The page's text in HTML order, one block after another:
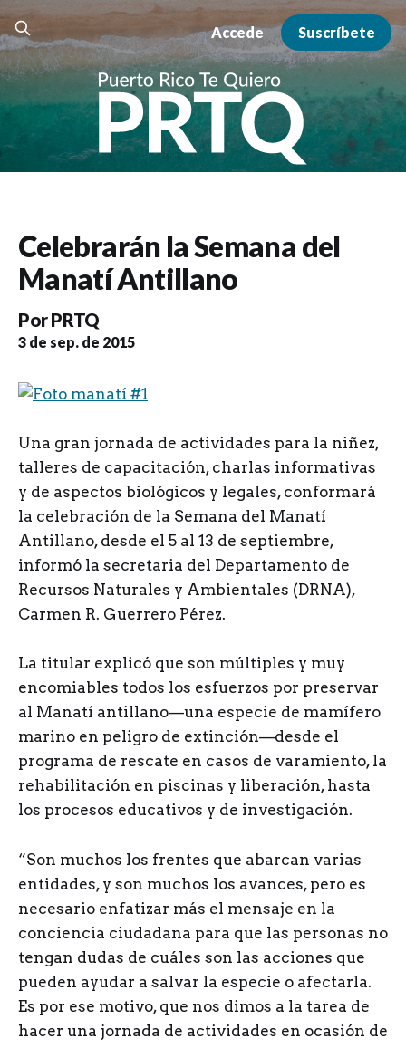
Accede Suscríbete
Celebrarán la Semana del
Manatí Antillano
PorPRTQ
3 de sep. de 2015
Una gran jornada de actividades para la niñez,
talleres de capacitación, charlas informativas
y de aspectos biológicos y legales, conformará
la celebración de la Semana del Manatí
Antillano, desde el 5 al 13 de septiembre,
informó la secretaria del Departamento de
Recursos Naturales y Ambientales (DRNA),
Carmen R. Guerrero Pérez.
La titular explicó que son múltiples y muy
encomiables todos los esfuerzos por preservar
al Manatí antillano—una especie de mamífero
marino en peligro de extinción—desde el
programa de rescate en casos de varamiento, la
rehabilitación en piscinas y liberación, hasta
los procesos educativos y de investigación.
“Son muchos los frentes que abarcan varias
entidades, y son muchos los avances, pero es
necesario enfatizar más el mensaje en la
conciencia ciudadana para que las personas no
tengan dudas de cuáles son las acciones que
pueden ayudar a salvar la especie o afectarla.
Es por ese motivo, que nos dimos a la tarea de
hacer una jornada de actividades en ocasión de